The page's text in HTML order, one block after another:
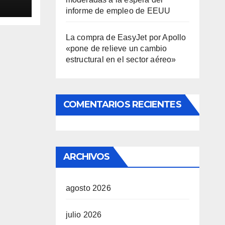
informe de empleo de EEUU
La compra de EasyJet por Apollo
«pone de relieve un cambio
estructural en el sector aéreo»
COMENTARIOS RECIENTES
ARCHIVOS
agosto 2026
julio 2026